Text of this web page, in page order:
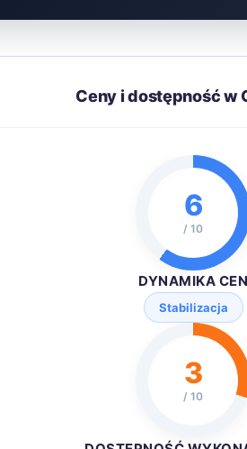
Ceny i dostępność w
6
/ 10
DYNAMIKA CEN
Stabilizacja
3
/ 10